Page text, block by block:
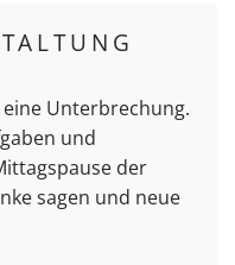
Unterbrechung.
und
der
sagen und neue